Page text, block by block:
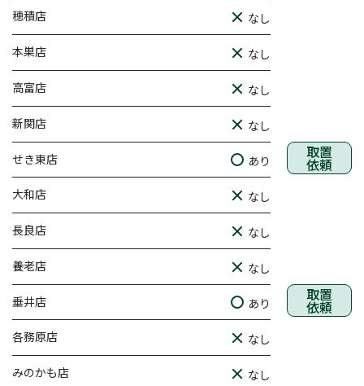
穂積店 なし
本巣店 なし
高富店 なし
新関店 なし
せき東店 あり 取置
依頼
大和店 なし
長良店 なし
養老店 なし
垂井店 あり 取置
依頼
各務原店 なし
みのかも店 なし